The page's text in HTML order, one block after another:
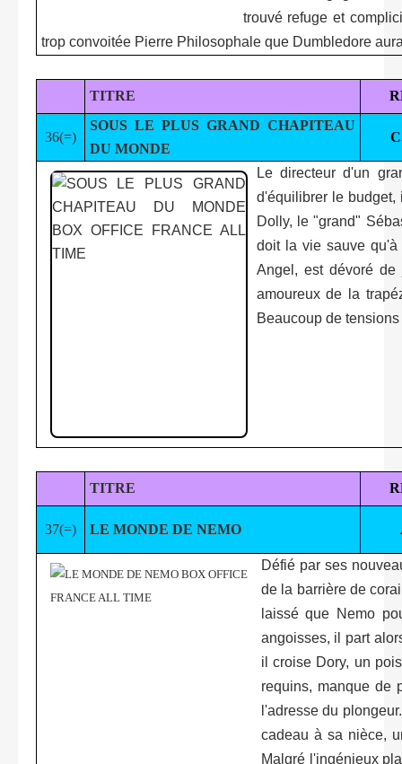
trouvé refuge et
trop convoitée Pierre Philosophale que Dumbledore
TITRE
36(=)
SOUS LE PLUS GRAND CHAPITEAU
DU MONDE
Le directeur d'un
d'équilibrer le budget,
Dolly, le "grand"
doit la vie sauve qu'à
Angel, est dévoré
amoureux de la
Beaucoup de
TITRE
37(=) LE MONDE DE NEMO
Défié par ses
de la barrière de
laissé que Nemo
angoisses, il part
il croise Dory, un
requins, manque de
l'adresse du
cadeau à sa nièce,
Malgré l'ingénieux